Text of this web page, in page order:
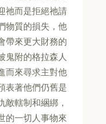
祂而是拒絕祂請
物質的損失，他
帶來更大財務的
鬼附的格拉森人
而來尋求主對他
表著他們仍舊是
敵轄制和綑綁，
的一切人事物來